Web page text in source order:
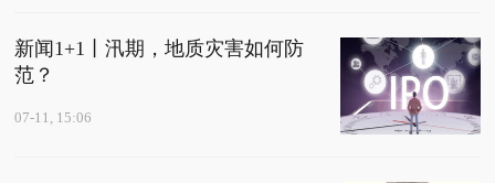
新闻1+1丨汛期，地质灾害如何防
范？
07-11, 15:06